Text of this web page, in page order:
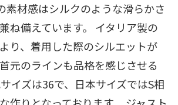
素材感はシルクのような滑らかさ
ね備えています。 イタリア製の
り、着用した際のシルエットが
元のラインも品格を感じさせる
イズは36で、日本サイズではS相